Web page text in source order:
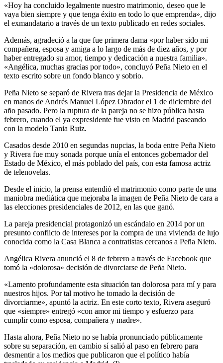
«Hoy ha concluido legalmente nuestro matrimonio, deseo que le
vaya bien siempre y que tenga éxito en todo lo que emprenda», dijo
el exmandatario a través de un texto publicado en redes sociales.
Además, agradeció a la que fue primera dama «por haber sido mi
compañera, esposa y amiga a lo largo de más de diez años, y por
haber entregado su amor, tiempo y dedicación a nuestra familia».
«Angélica, muchas gracias por todo», concluyó Peña Nieto en el
texto escrito sobre un fondo blanco y sobrio.
Peña Nieto se separó de Rivera tras dejar la Presidencia de México
en manos de Andrés Manuel López Obrador el 1 de diciembre del
año pasado. Pero la ruptura de la pareja no se hizo pública hasta
febrero, cuando el ya expresidente fue visto en Madrid paseando
con la modelo Tania Ruiz.
Casados desde 2010 en segundas nupcias, la boda entre Peña Nieto
y Rivera fue muy sonada porque unía el entonces gobernador del
Estado de México, el más poblado del país, con esta famosa actriz
de telenovelas.
Desde el inicio, la prensa entendió el matrimonio como parte de una
maniobra mediática que mejoraba la imagen de Peña Nieto de cara a
las elecciones presidenciales de 2012, en las que ganó.
La pareja presidencial protagonizó un escándalo en 2014 por un
presunto conflicto de intereses por la compra de una vivienda de lujo
conocida como la Casa Blanca a contratistas cercanos a Peña Nieto.
Angélica Rivera anunció el 8 de febrero a través de Facebook que
tomó la «dolorosa» decisión de divorciarse de Peña Nieto.
«Lamento profundamente esta situación tan dolorosa para mí y para
nuestros hijos. Por tal motivo he tomado la decisión de
divorciarme», apuntó la actriz. En este corto texto, Rivera aseguró
que «siempre» entregó «con amor mi tiempo y esfuerzo para
cumplir como esposa, compañera y madre».
Hasta ahora, Peña Nieto no se había pronunciado públicamente
sobre su separación, en cambio sí salió al paso en febrero para
desmentir a los medios que publicaron que el político había